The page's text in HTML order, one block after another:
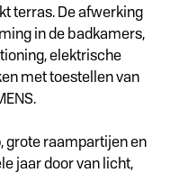
terras. De afwerking
in de badkamers,
elektrische
met toestellen van
grote raampartijen en
jaar door van licht,